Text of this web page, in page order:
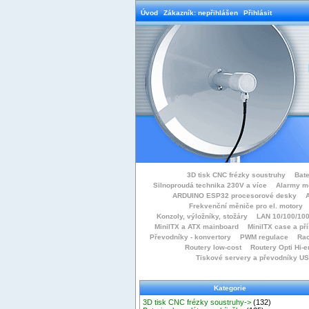
Úvod Zákazník: nepřihlášen Přihlásit
3D tisk CNC frézky soustruhy
Silnoproudá technika 230V a více
Alarmy
ARDUINO ESP32 procesorové desky
Frekvenční měniče pro el. motory
Konzoly, výložníky, stožáry
LAN 10/100/
MiniITX a ATX mainboard
MiniITX case a
Převodníky - konvertory
PWM regulace
Routery low-cost
Routery Opti Hi-
Tiskové servery a převodníky
Kategorie
3D tisk CNC frézky soustruhy-> (132)